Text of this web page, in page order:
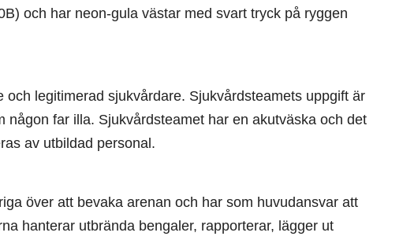
och har neon-gula västar med svart tryck på ryggen
legitimerad sjukvårdare. Sjukvårdsteamets uppgift är
far illa. Sjukvårdsteamet har en akutväska och det
av utbildad personal.
över att bevaka arenan och har som huvudansvar att
hanterar utbrända bengaler, rapporterar, lägger ut